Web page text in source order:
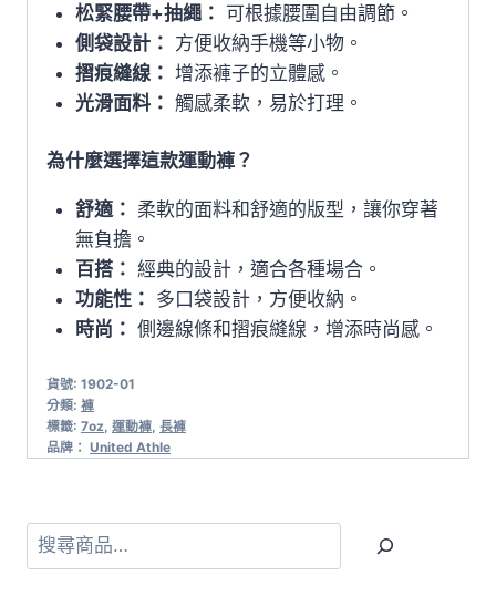
松緊腰帶+抽繩： 可根據腰圍自由調節。
側袋設計： 方便收納手機等小物。
摺痕縫線： 增添褲子的立體感。
光滑面料： 觸感柔軟，易於打理。
為什麼選擇這款運動褲？
舒適： 柔軟的面料和舒適的版型，讓你穿著
無負擔。
百搭： 經典的設計，適合各種場合。
功能性： 多口袋設計，方便收納。
時尚： 側邊線條和摺痕縫線，增添時尚感。
貨號: 1902-01
分類: 褲
標籤: 7oz 運動褲 長褲
品牌： United Athle
搜
尋